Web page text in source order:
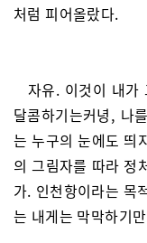
처럼 피어올랐다.
자유. 이것이 내가
달콤하기는커녕, 나
는 누구의 눈에도 띄
의 그림자를 따라 정
가. 인천항이라는 목
는 내게는 막막하기